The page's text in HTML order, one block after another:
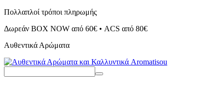
Πολλαπλοί τρόποι πληρωμής
Δωρεάν BOX NOW από 60€ • ACS από 80€
Αυθεντικά Αρώματα